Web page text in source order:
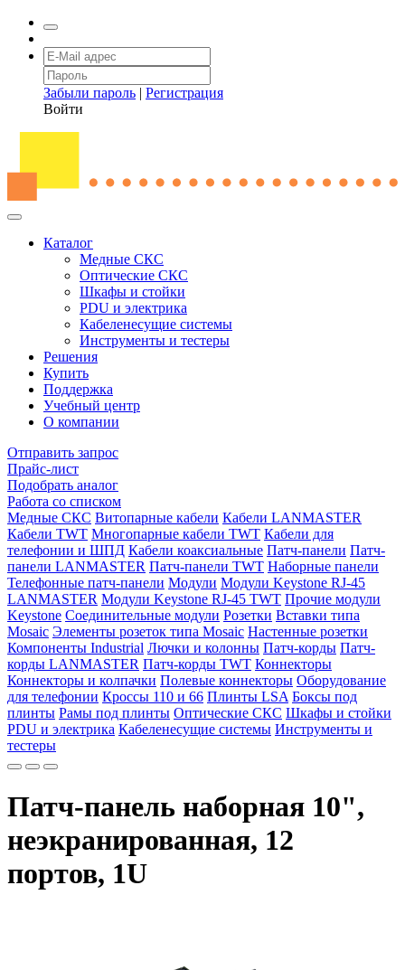
Забыли пароль | Регистрация
Войти
Каталог
Медные СКС
Оптические СКС
Шкафы и стойки
PDU и электрика
Кабеленесущие системы
Инструменты и тестеры
Решения
Купить
Поддержка
Учебный центр
О компании
Отправить запрос
Прайс-лист
Подобрать аналог
Работа со списком
Медные СКС Витопарные кабели Кабели LANMASTER
Кабели TWT Многопарные кабели TWT Кабели для
телефонии и ШПД Кабели коаксиальные Патч-панели Патч-
панели LANMASTER Патч-панели TWT Наборные панели
Телефонные патч-панели Модули Модули Keystone RJ-45
LANMASTER Модули Keystone RJ-45 TWT Прочие модули
Keystone Соединительные модули Розетки Вставки типа
Mosaic Элементы розеток типа Mosaic Настенные розетки
Компоненты Industrial Лючки и колонны Патч-корды Патч-
корды LANMASTER Патч-корды TWT Коннекторы
Коннекторы и колпачки Полевые коннекторы Оборудование
для телефонии Кроссы 110 и 66 Плинты LSA Боксы под
плинты Рамы под плинты Оптические СКС Шкафы и стойки
PDU и электрика Кабеленесущие системы Инструменты и
тестеры
Патч-панель наборная 10",
неэкранированная, 12
портов, 1U